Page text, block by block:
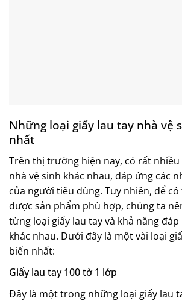
Những loại giấy lau tay nhà vệ
nhất
Trên thị trường hiện nay, có rất nhiều
nhà vệ sinh khác nhau, đáp ứng các
của người tiêu dùng. Tuy nhiên, để
được sản phẩm phù hợp, chúng ta
từng loại giấy lau tay và khả năng
khác nhau. Dưới đây là một vài loại
biến nhất:
Giấy lau tay 100 tờ 1 lớp
Đây là một trong những loại giấy lau